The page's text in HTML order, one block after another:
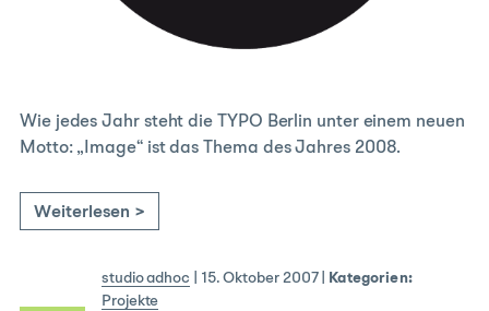
Wie jedes Jahr steht die TYPO Berlin unter einem neuen
Motto: „Image“ ist das Thema des Jahres 2008.
Weiterlesen >
studio adhoc 15. Oktober 2007|
Kategorien:
Projekte